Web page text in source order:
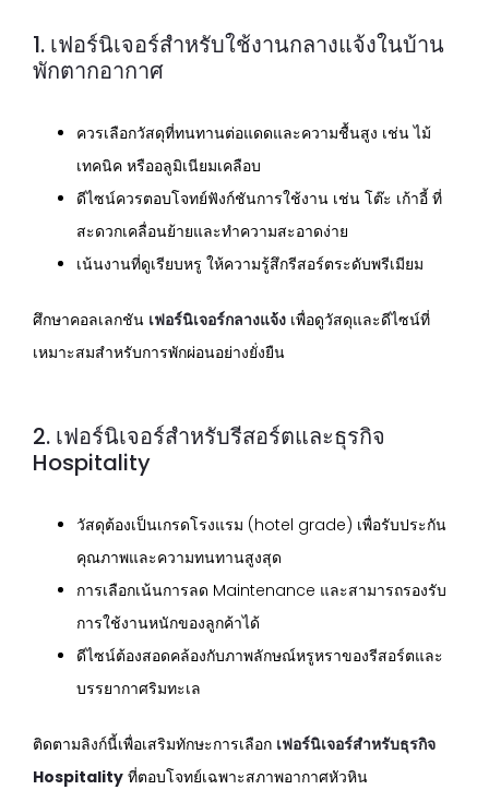
1. เฟอร์นิเจอร์สำหรับใช้งานกลางแจ้งในบ้าน
พักตากอากาศ
ควรเลือกวัสดุที่ทนทานต่อแดดและความชื้นสูง เช่น ไม้
เทคนิค หรืออลูมิเนียมเคลือบ
ดีไซน์ควรตอบโจทย์ฟังก์ชันการใช้งาน เช่น โต๊ะ เก้าอี้ ที่
สะดวกเคลื่อนย้ายและทำความสะอาดง่าย
เน้นงานที่ดูเรียบหรู ให้ความรู้สึกรีสอร์ตระดับพรีเมียม
ศึกษาคอลเลกชัน เฟอร์นิเจอร์กลางแจ้ง เพื่อดูวัสดุและดีไซน์ที่
เหมาะสมสำหรับการพักผ่อนอย่างยั่งยืน
2. เฟอร์นิเจอร์สำหรับรีสอร์ตและธุรกิจ
Hospitality
วัสดุต้องเป็นเกรดโรงแรม (hotel grade) เพื่อรับประกัน
คุณภาพและความทนทานสูงสุด
การเลือกเน้นการลด Maintenance และสามารถรองรับ
การใช้งานหนักของลูกค้าได้
ดีไซน์ต้องสอดคล้องกับภาพลักษณ์หรูหราของรีสอร์ตและ
บรรยากาศริมทะเล
ติดตามลิงก์นี้เพื่อเสริมทักษะการเลือก เฟอร์นิเจอร์สำหรับธุรกิจ
Hospitality ที่ตอบโจทย์เฉพาะสภาพอากาศหัวหิน